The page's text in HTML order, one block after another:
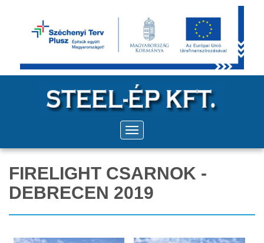
FIRELIGHT CSARNOK -
DEBRECEN 2019